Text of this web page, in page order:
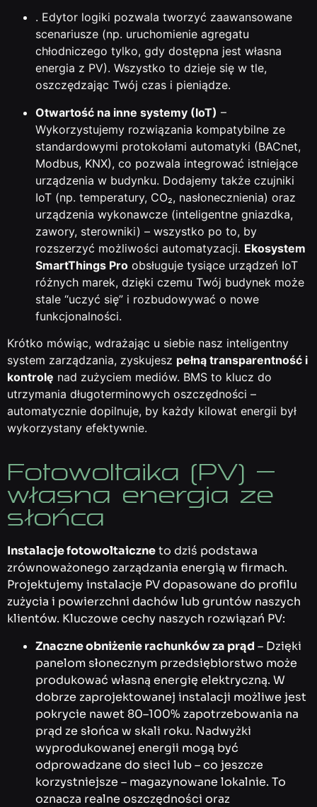
. Edytor logiki pozwala tworzyć zaawansowane
scenariusze (np. uruchomienie agregatu
chłodniczego tylko, gdy dostępna jest własna
energia z PV). Wszystko to dzieje się w tle,
oszczędzając Twój czas i pieniądze.
Otwartość na inne systemy (IoT) –
Wykorzystujemy rozwiązania kompatybilne ze
standardowymi protokołami automatyki (BACnet,
Modbus, KNX), co pozwala integrować istniejące
urządzenia w budynku. Dodajemy także czujniki
IoT (np. temperatury, CO₂, nasłonecznienia) oraz
urządzenia wykonawcze (inteligentne gniazdka,
zawory, sterowniki) – wszystko po to, by
rozszerzyć możliwości automatyzacji. Ekosystem
SmartThings Pro obsługuje tysiące urządzeń IoT
różnych marek, dzięki czemu Twój budynek może
stale “uczyć się” i rozbudowywać o nowe
funkcjonalności.
Krótko mówiąc, wdrażając u siebie nasz inteligentny
system zarządzania, zyskujesz pełną transparentność i
kontrolę nad zużyciem mediów. BMS to klucz do
utrzymania długoterminowych oszczędności –
automatycznie dopilnuje, by każdy kilowat energii był
wykorzystany efektywnie.
Fotowoltaika (PV) –
własna energia ze
słońca
Instalacje fotowoltaiczneto dziś podstawa
zrównoważonego zarządzania energią w firmach.
Projektujemy instalacje PV dopasowane do profilu
zużycia i powierzchni dachów lub gruntów naszych
klientów. Kluczowe cechy naszych rozwiązań PV:
Znaczne obniżenie rachunków za prąd – Dzięki
panelom słonecznym przedsiębiorstwo może
produkować własną energię elektryczną. W
dobrze zaprojektowanej instalacji możliwe jest
pokrycie nawet 80–100% zapotrzebowania na
prąd ze słońca w skali roku. Nadwyżki
wyprodukowanej energii mogą być
odprowadzane do sieci lub – co jeszcze
korzystniejsze – magazynowane lokalnie. To
oznacza realne oszczędności oraz